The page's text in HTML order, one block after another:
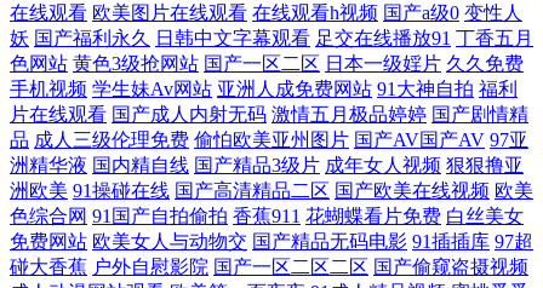
美肏屄视频 深夜av软件快播 在线色日本 a片免费网站入口 国产日逼免费视
频 欧美啪在线 网站av三级片 最新色片 av影城一区 东方色图一区二区 极品
伪娘TS 欧美女同视频 午夜肏屄网 91大神麻豆精品 黄色无毒不卡视频 欧
洲激情综合 亚洲成人伦理 自拍做爱网站 黄色小视频网站 欧美色网螥螥 日
韩色黄 伊人大香蕉网 91热爆伪娘 波多野结衣一本道 国产视频欧美 老司机
在线观看 欧美图片在线观看 在线观看h视频 国产a级0 变性人
妖 国产福利永久 日韩中文字幕观看 足交在线播放91 丁香五月
色网站 黄色3级抢网站 国产一区二区 日本一级婬片 久久免费
手机视频 学生妹Av网站 亚洲人成免费网站 91大神自拍 福利
片在线观看 国产成人内射无码 激情五月极品婷婷 国产剧情精
品 成人三级伦理免费 偷怕欧美亚州图片 国产AV国产AV 97亚
洲精华液 国内精自线 国产精品3级片 成年女人视频 狠狠撸亚
洲欧美 91操碰在线 国产高清精品二区 国产欧美在线视频 欧美
色综合网 91国产自拍偷拍 香蕉911 花蝴蝶看片免费 白丝美女
免费网站 欧美女人与动物交 国产精品无码电影 91插插库 97超
碰大香蕉 户外自慰影院 国产一区二区二区 国产偷窥盗摄视频